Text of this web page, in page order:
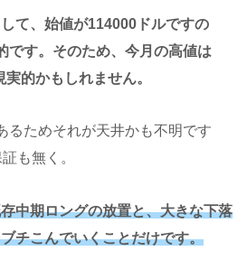
て、始値が114000ドルですの
です。そのため、今月の高値は
的かもしれません。
るためそれが天井かも不明です
も無く。
中期ロングの放置と、大きな下落
チこんでいくことだけです。